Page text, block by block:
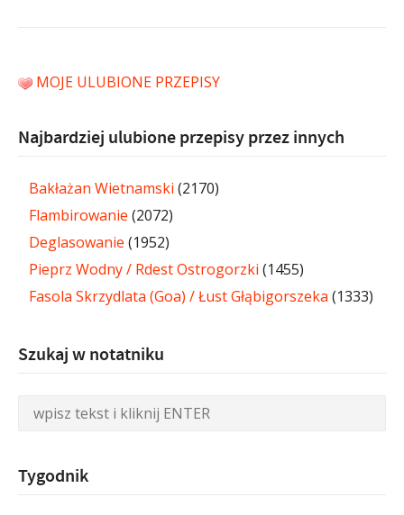
MOJE ULUBIONE PRZEPISY
Najbardziej ulubione przepisy przez innych
Bakłażan Wietnamski (2170)
Flambirowanie (2072)
Deglasowanie (1952)
Pieprz Wodny / Rdest Ostrogorzki (1455)
Fasola Skrzydlata (Goa) / Łust Głąbigorszeka (1333)
Szukaj w notatniku
Tygodnik